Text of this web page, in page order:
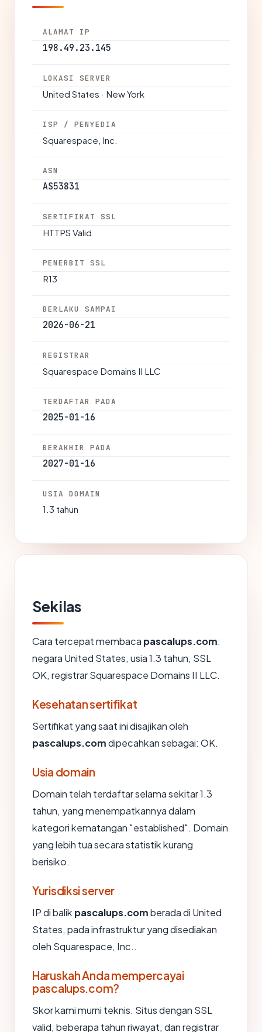
ALAMAT IP
198.49.23.145
LOKASI SERVER
United States · New York
ISP / PENYEDIA
Squarespace, Inc.
ASN
AS53831
SERTIFIKAT SSL
HTTPS Valid
PENERBIT SSL
R13
BERLAKU SAMPAI
2026-06-21
REGISTRAR
Squarespace Domains II LLC
TERDAFTAR PADA
2025-01-16
BERAKHIR PADA
2027-01-16
USIA DOMAIN
1.3 tahun
Sekilas
Cara tercepat membaca pascalups.com:
negara United States, usia 1.3 tahun, SSL
OK, registrar Squarespace Domains II LLC.
Kesehatan sertifikat
Sertifikat yang saat ini disajikan oleh
pascalups.comdipecahkan sebagai: OK.
Usia domain
Domain telah terdaftar selama sekitar 1.3
tahun, yang menempatkannya dalam
kategori kematangan "established". Domain
yang lebih tua secara statistik kurang
berisiko.
Yurisdiksi server
IP di balik pascalups.comberada di United
States, pada infrastruktur yang disediakan
oleh Squarespace, Inc..
Haruskah Anda mempercayai
pascalups.com?
Skor kami murni teknis. Situs dengan SSL
valid, beberapa tahun riwayat, dan registrar